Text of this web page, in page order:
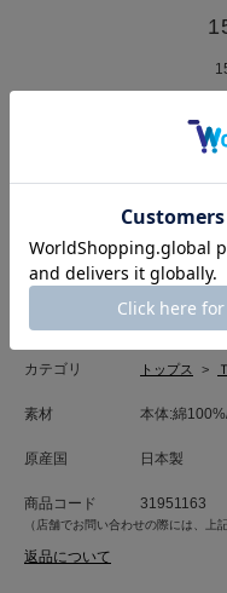
サ
「HELLO KITTY」とのコラボ
沢山のハローキティで構成し
のように見えるモチーフでモ
中には1人だけ線画のハローキ
した。
後ろ衿ぐりにゴールドプレー
”大人が着られるハロー キティ
＜素材について＞
しなやかな風合いで、程よい
カテゴリ トップス >
素材 本体:綿
原産国 日本製
商品コード 31951163
（店舗でお問い合わせの際には、上
返品について